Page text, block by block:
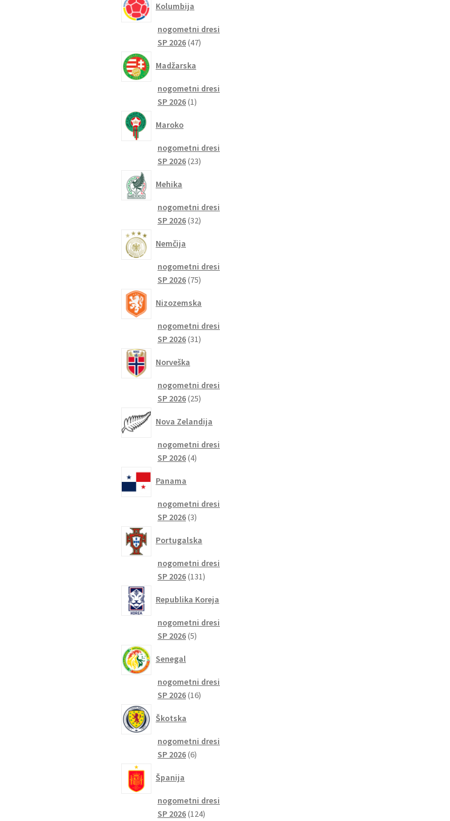
Kolumbija
nogometni dresi
SP 2026 4747
Madžarska
nogometni dresi
SP 2026 11
Maroko
nogometni dresi
SP 2026 2323
Mehika
nogometni dresi
SP 2026 3232
Nemčija
nogometni dresi
SP 2026 7575
Nizozemska
nogometni dresi
SP 2026 3131
Norveška
nogometni dresi
SP 2026 2525
Nova Zelandija
nogometni dresi
SP 2026 44
Panama
nogometni dresi
SP 2026 33
Portugalska
nogometni dresi
SP 2026 131131
Republika Koreja
nogometni dresi
SP 2026 55
Senegal
nogometni dresi
SP 2026 1616
Škotska
nogometni dresi
SP 2026 66
Španija
nogometni dresi
SP 2026 124124